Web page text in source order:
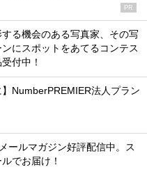
PR
る機会のある写真家、その写
にスポットをあてるコンテス
付中！
】NumberPREMIER法人プラン
ールマガジン好評配信中。ス
でお届け！